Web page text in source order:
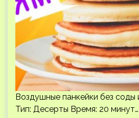
Воздушные панкейки без соды
Тип: Десерты Время: 20 минут…